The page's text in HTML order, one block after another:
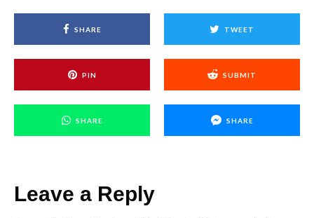
SHARE TWEET
PIN SUBMIT
SHARE SHARE
Leave a Reply